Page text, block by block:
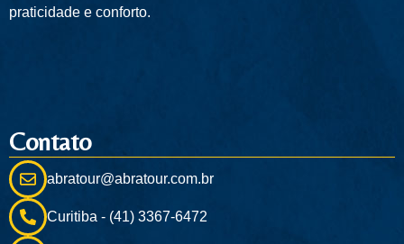
praticidade e conforto.
Contato
abratour@abratour.com.br
Curitiba - (41) 3367-6472